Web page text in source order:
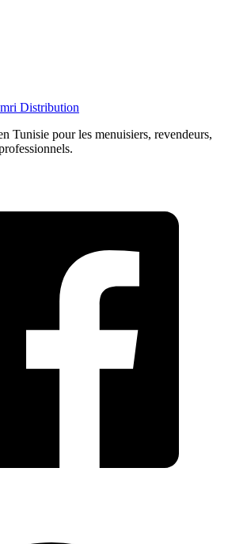
Distribution
Tunisie pour les menuisiers, revendeurs,